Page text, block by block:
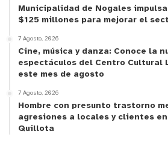
u otros sistemas para
de la planta.
Puede ser con rebaje manual
podadora mecánica. La
productores que han hecho
disminución del tamaño de la
la baja y temporal en
dicho rebaje. En la Región de
Municipalidad de Nogales
$125 millones para mejorar el
7 Agosto, 2026
Cine, música y danza: Conoce la
espectáculos del Centro Cultural
este mes de agosto
7 Agosto, 2026
Hombre con presunto trastorno
agresiones a locales y clientes
Quillota